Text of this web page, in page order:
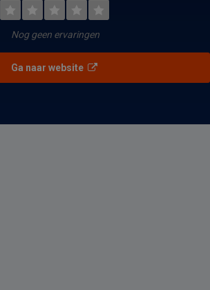
Nog geen ervaringen
Ga naar website